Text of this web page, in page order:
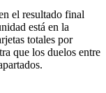
el resultado final
está en la
totales por
que los duelos entre